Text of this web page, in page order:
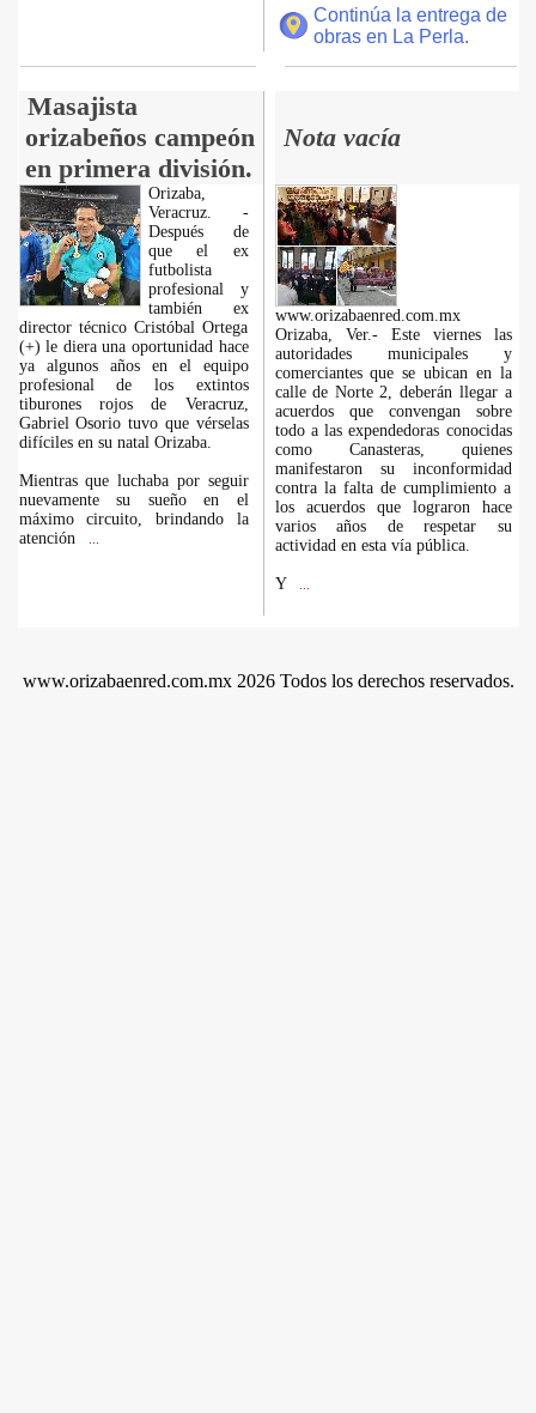
Continúa la entrega de
obras en La Perla.
Masajista
orizabeños campeón
en primera división.
Nota vacía
Orizaba,
Veracruz. -
Después de
que el ex
futbolista
profesional y
también ex
director técnico Cristóbal Ortega
(+) le diera una oportunidad hace
ya algunos años en el equipo
profesional de los extintos
tiburones rojos de Veracruz,
Gabriel Osorio tuvo que vérselas
difíciles en su natal Orizaba.
Mientras que luchaba por seguir
nuevamente su sueño en el
máximo circuito, brindando la
atención
www.orizabaenred.com.mx
Orizaba, Ver.- Este viernes las
autoridades municipales y
comerciantes que se ubican en la
calle de Norte 2, deberán llegar a
acuerdos que convengan sobre
todo a las expendedoras conocidas
como Canasteras, quienes
manifestaron su inconformidad
contra la falta de cumplimiento a
los acuerdos que lograron hace
varios años de respetar su
actividad en esta vía pública.
Y
www.orizabaenred.com.mx 2026 Todos los derechos reservados.